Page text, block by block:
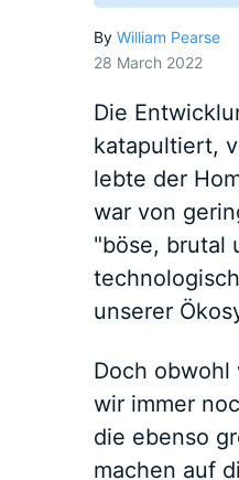
By William Pearse
28 March 2022
Die
katapultiert,
lebte der
war von
"böse, brutal
unserer
Doch obwohl
wir immer
die ebenso
machen auf